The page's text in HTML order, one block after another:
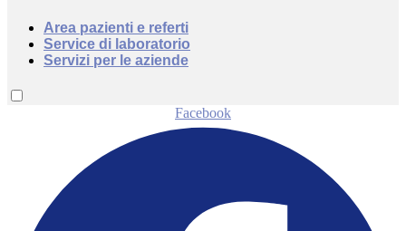
Area pazienti e referti
Service di laboratorio
Servizi per le aziende
Facebook